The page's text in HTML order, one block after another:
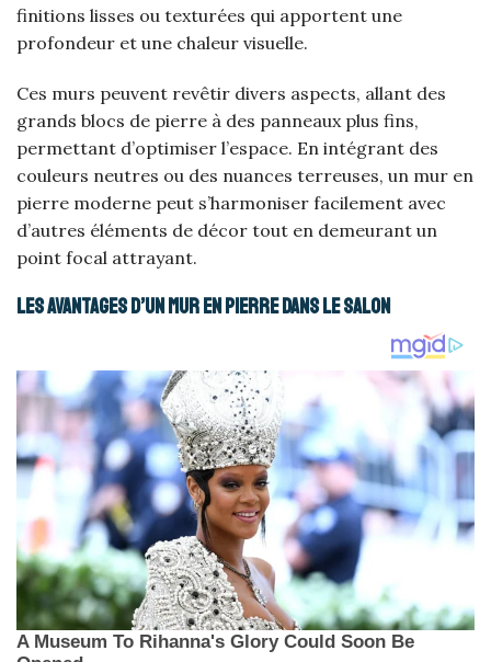
finitions lisses ou texturées qui apportent une
profondeur et une chaleur visuelle.
Ces murs peuvent revêtir divers aspects, allant des
grands blocs de pierre à des panneaux plus fins,
permettant d’optimiser l’espace. En intégrant des
couleurs neutres ou des nuances terreuses, un mur en
pierre moderne peut s’harmoniser facilement avec
d’autres éléments de décor tout en demeurant un
point focal attrayant.
Les avantages d’un mur en pierre dans le salon